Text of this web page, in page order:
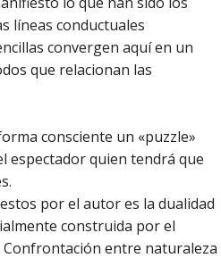
líneas conductuales
convergen aquí en un
que relacionan las
consciente un «puzzle»
espectador quien tendrá que
por el autor es la dualidad
construida por el
entre naturaleza